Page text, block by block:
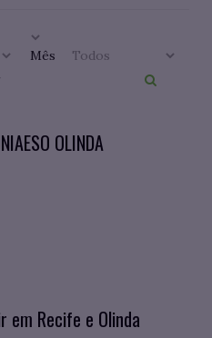
Mês
OLINDA
em Recife e Olinda